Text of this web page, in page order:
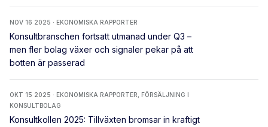
NOV 16 2025 · EKONOMISKA RAPPORTER
Konsultbranschen fortsatt utmanad under Q3 –
men fler bolag växer och signaler pekar på att
botten är passerad
OKT 15 2025 · EKONOMISKA RAPPORTER, FÖRSÄLJNING I
KONSULTBOLAG
Konsultkollen 2025: Tillväxten bromsar in kraftigt